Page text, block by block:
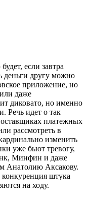
если завтра
деньги другу можно
приложение, но
даже
диковато, но именно
Речь идет о так
платежных
рассмотреть в
изменить
уже бьют тревогу,
Минфин и даже
Анатолию Аксакову.
штука
на ходу.